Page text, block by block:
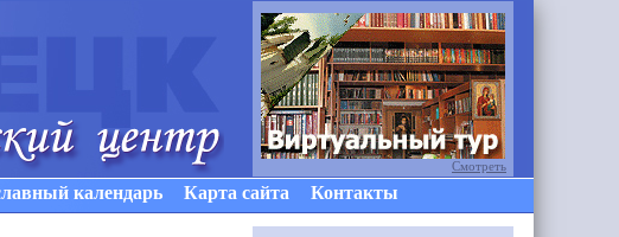
календарь Карта сайта Контакты
Смотреть